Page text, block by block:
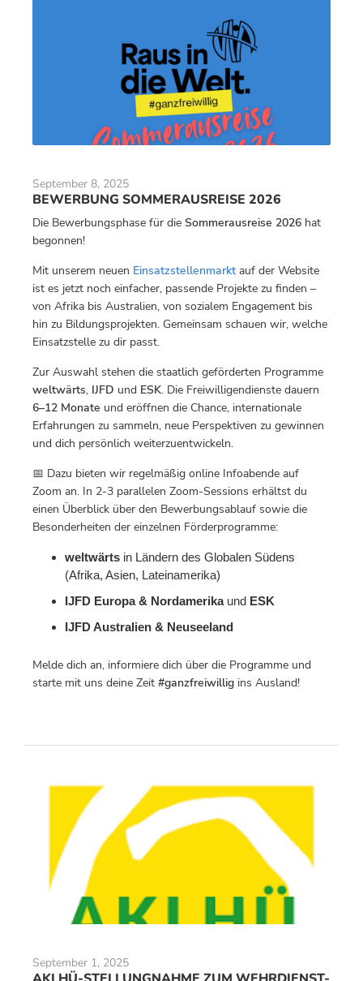
September 8, 2025
BEWERBUNG SOMMERAUSREISE 2026
Die Bewerbungsphase für die Sommerausreise 2026 hat
begonnen!
Mit unserem neuen Einsatzstellenmarkt auf der Website
ist es jetzt noch einfacher, passende Projekte zu finden –
von Afrika bis Australien, von sozialem Engagement bis
hin zu Bildungsprojekten. Gemeinsam schauen wir, welche
Einsatzstelle zu dir passt.
Zur Auswahl stehen die staatlich geförderten Programme
weltwärts, IJFD und ESK. Die Freiwilligendienste dauern
6–12 Monate und eröffnen die Chance, internationale
Erfahrungen zu sammeln, neue Perspektiven zu gewinnen
und dich persönlich weiterzuentwickeln.
📅 Dazu bieten wir regelmäßig online Infoabende auf
Zoom an. In 2-3 parallelen Zoom-Sessions erhältst du
einen Überblick über den Bewerbungsablauf sowie die
Besonderheiten der einzelnen Förderprogramme:
weltwärts in Ländern des Globalen Südens
(Afrika, Asien, Lateinamerika)
IJFD Europa & Nordamerikaund ESK
IJFD Australien & Neuseeland
Melde dich an, informiere dich über die Programme und
starte mit uns deine Zeit #ganzfreiwillig ins Ausland!
September 1, 2025